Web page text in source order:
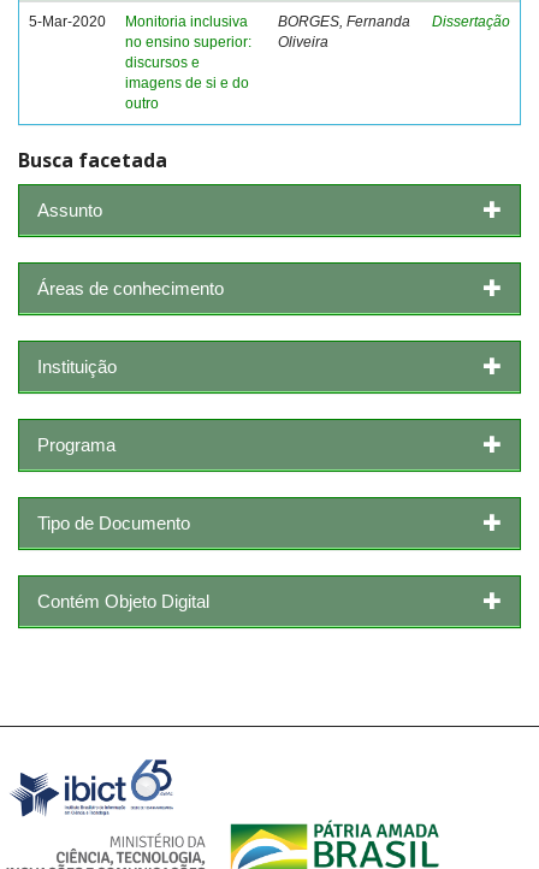
5-Mar-2020
Monitoria inclusiva
no ensino superior:
discursos e
imagens de si e do
outro
BORGES, Fernanda
Oliveira
Dissertação
Busca facetada
Assunto
Áreas de conhecimento
Instituição
Programa
Tipo de Documento
Contém Objeto Digital